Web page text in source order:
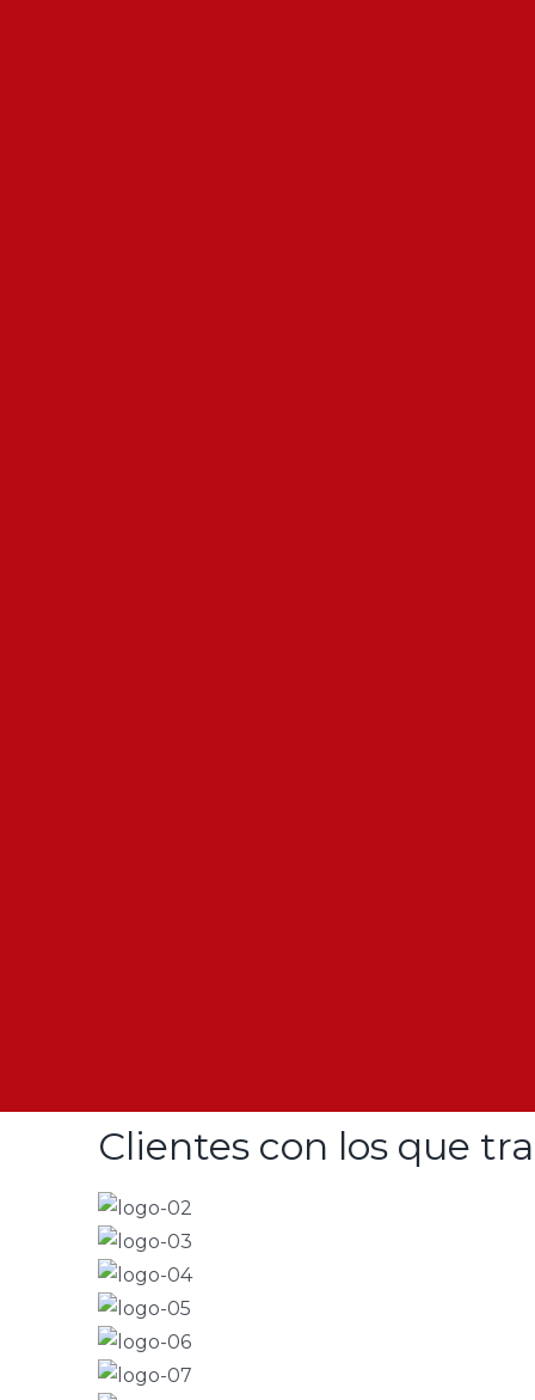
Clientes con los que